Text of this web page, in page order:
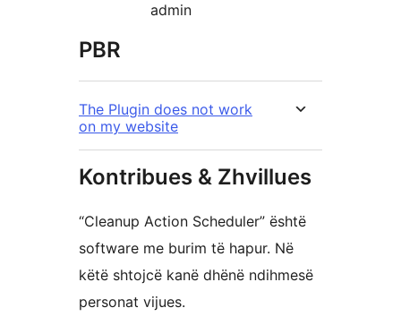
admin
PBR
The Plugin does not work
on my website
Kontribues & Zhvillues
“Cleanup Action Scheduler” është
software me burim të hapur. Në
këtë shtojcë kanë dhënë ndihmesë
personat vijues.